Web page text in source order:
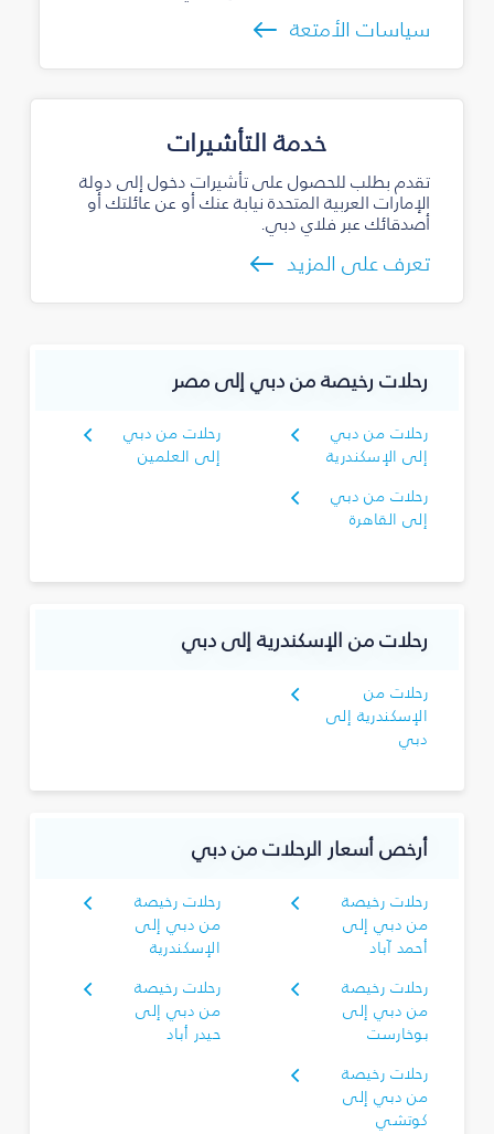
سياسات الأمتعة
خدمة التأشيرات
تقدم بطلب للحصول على تأشيرات دخول إلى دولة
الإمارات العربية المتحدة نيابة عنك أو عن عائلتك أو
أصدقائك عبر فلاي دبي.
تعرف على المزيد
رحلات رخيصة من دبي إلى مصر
رحلات من دبي
إلى الإسكندرية
رحلات من دبي
إلى العلمين
رحلات من دبي
إلى القاهرة
رحلات من الإسكندرية إلى دبي
رحلات من
الإسكندرية إلى
دبي
أرخص أسعار الرحلات من دبي
رحلات رخيصة
من دبي إلى
أحمد آباد
رحلات رخيصة
من دبي إلى
الإسكندرية
رحلات رخيصة
من دبي إلى
بوخارست
رحلات رخيصة
من دبي إلى
حيدر أباد
رحلات رخيصة
من دبي إلى
كوتشي